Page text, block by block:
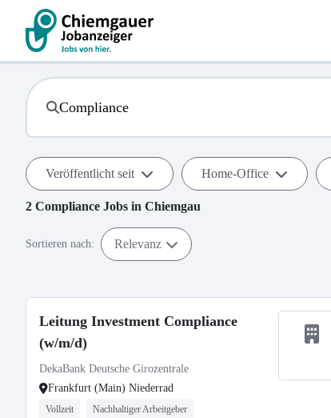
Veröffentlicht seit Home-Office
2 Compliance Jobs in Chiemgau
Sortieren nach: Relevanz
Leitung Investment Compliance
(w/m/d)
DekaBank Deutsche Girozentrale
Frankfurt (Main) Niederrad
Vollzeit Nachhaltiger Arbeitgeber